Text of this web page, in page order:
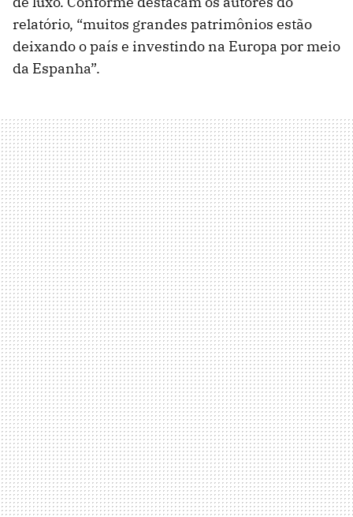
relatório, “muitos grandes patrimônios estão
deixando o país e investindo na Europa por meio
da Espanha”.